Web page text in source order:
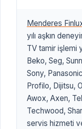
Menderes
yılı aşkın
TV tamir işlemi
Beko, Seg,
Sony,
Profilo, Dijitsu,
Awox, Axen,
Techwood,
servis hizmeti